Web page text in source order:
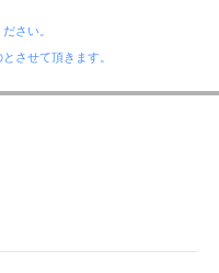
さい。
させて頂きます。